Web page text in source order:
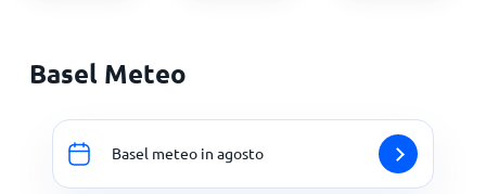
Basel Meteo
Basel meteo in agosto